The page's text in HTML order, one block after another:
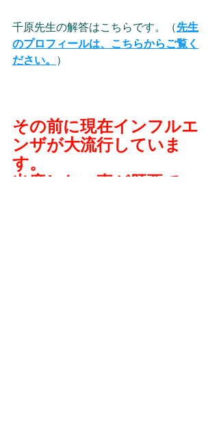
千原先生の解答はこちらです。（先生
のプロフィールは、こちらからご覧く
ださい。
）
その前に現在インフルエ
ンザが大流行していま
す。
出席しない事が肝要で